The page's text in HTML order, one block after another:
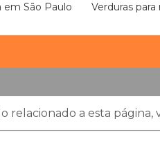
em São Paulo Verduras
relacionado a esta página,